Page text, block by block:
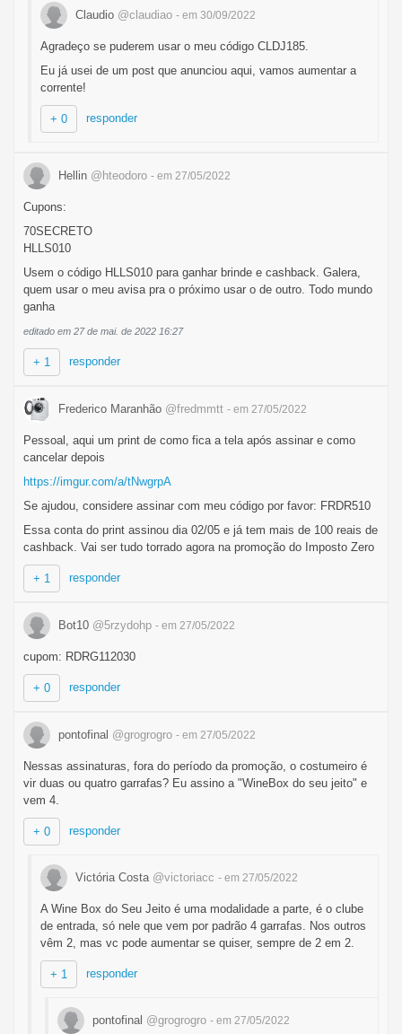
Claudio @claudiao - em 30/09/2022
Agradeço se puderem usar o meu código CLDJ185.
Eu já usei de um post que anunciou aqui, vamos aumentar a
corrente!
+ 0 responder
Hellin @hteodoro - em 27/05/2022
Cupons:
70SECRETO
HLLS010
Usem o código HLLS010 para ganhar brinde e cashback. Galera,
quem usar o meu avisa pra o próximo usar o de outro. Todo mundo
ganha
editado em 27 de mai. de 2022 16:27
+ 1 responder
Frederico Maranhão @fredmmtt - em 27/05/2022
Pessoal, aqui um print de como fica a tela após assinar e como
cancelar depois
https://imgur.com/a/tNwgrpA
Se ajudou, considere assinar com meu código por favor: FRDR510
Essa conta do print assinou dia 02/05 e já tem mais de 100 reais de
cashback. Vai ser tudo torrado agora na promoção do Imposto Zero
+ 1 responder
Bot10 @5rzydohp - em 27/05/2022
cupom: RDRG112030
+ 0 responder
pontofinal @grogrogro - em 27/05/2022
Nessas assinaturas, fora do período da promoção, o costumeiro é
vir duas ou quatro garrafas? Eu assino a "WineBox do seu jeito" e
vem 4.
+ 0 responder
Victória Costa @victoriacc - em 27/05/2022
A Wine Box do Seu Jeito é uma modalidade a parte, é o clube
de entrada, só nele que vem por padrão 4 garrafas. Nos outros
vêm 2, mas vc pode aumentar se quiser, sempre de 2 em 2.
+ 1 responder
pontofinal @grogrogro - em 27/05/2022